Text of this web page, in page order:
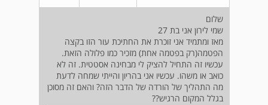
שלום
שמי לירון אני בת 27
מאז ומתמיד אני זוכרת את החתיכת עור הזו בקצה
הפטמה(רק בפטמה אחת) מזכיר כמו פלולה הזאת.
עכשיו זה התחיל להציק לי מבחינה אסטטית. זה לא
כואב או משהו. עכשיו אני בהריון והייתי שמחה לדעת
מה התהליך של הורדה של הדבר הזה? והאם זה מסוכן
בגלל המקום הרגיש??